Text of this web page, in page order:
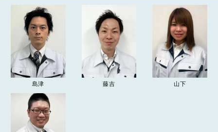
イベント情報 雨天決行！本社グランドオープン10周年リニューアル祭
2025.04.26
お知らせ 2025年ゴールデンウィーク休業について
2024.12.26
お知らせ 2024-25年 年末年始の営業について
2024.04.20
お知らせ 2024年ゴールデンウィーク期間の営業について
2023.09.20
お知らせ 「突然の雨漏り！？受け皿を使った雨漏りの応急処置方法
の記事を追加しました。
島津 藤吉 山下